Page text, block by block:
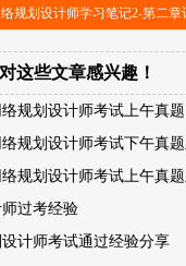
规划设计师学习笔记2-第二
这些文章感兴趣！
规划设计师考试上午真题
络规划设计师考试下午真
络规划设计师考试上午真
过考经验
计师考试通过经验分享